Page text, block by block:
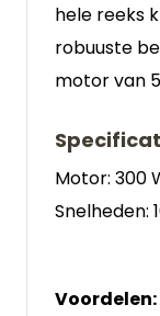
hele reeks
robuuste
motor van
Motor: 300
Snelheden:
Voordelen: